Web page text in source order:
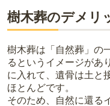
樹木葬のデメリ
樹木葬は「自然葬」の
るというイメージがあ
に入れて、遺骨は土と
ほとんどです。
そのため、自然に還る